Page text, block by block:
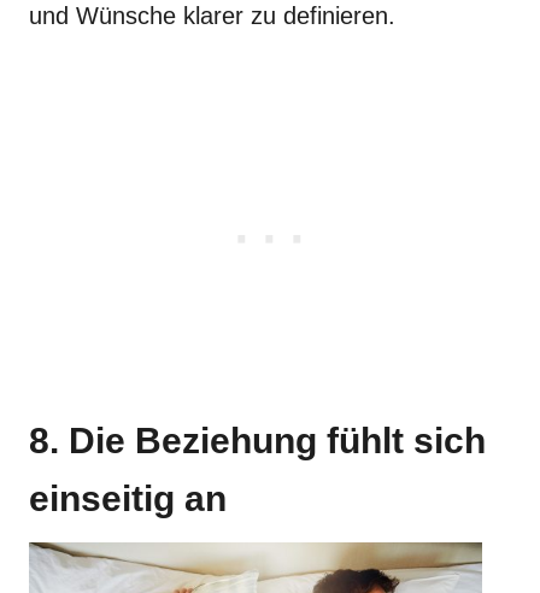
und Wünsche klarer zu definieren.
8. Die Beziehung fühlt sich
einseitig an